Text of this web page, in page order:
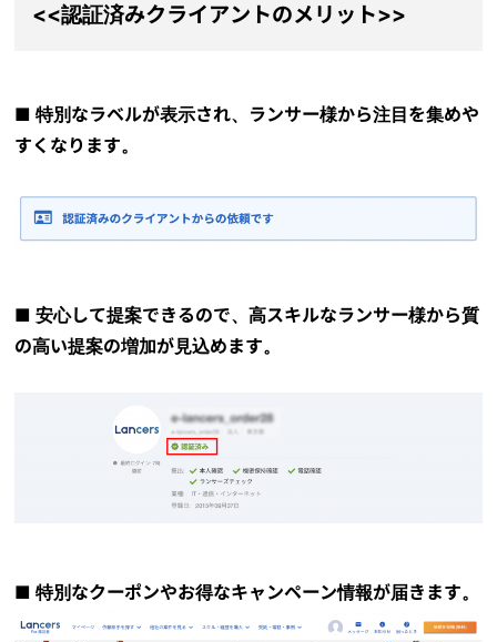
<<認証済みクライアントのメリット>>
■ 特別なラベルが表示され、ランサー様から注目を集めや
すくなります。
■ 安心して提案できるので、高スキルなランサー様から質
の高い提案の増加が見込めます。
■ 特別なクーポンやお得なキャンペーン情報が届きます。